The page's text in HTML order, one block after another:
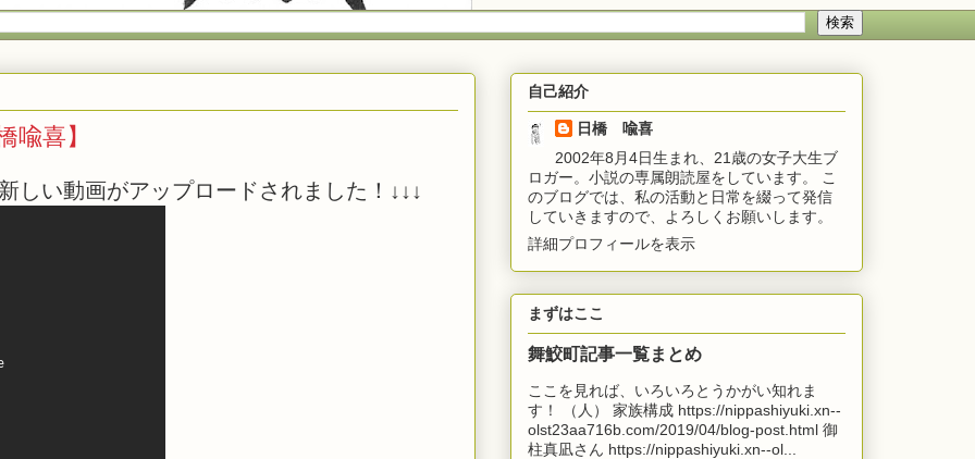
喜】
しい動画がアップロードされました！↓↓↓
自己紹介
日橋 喩喜
2002年8月4日生まれ、21歳の女子大生ブ
ロガー。小説の専属朗読屋をしています。 こ
のブログでは、私の活動と日常を綴って発信
していきますので、よろしくお願いします。
詳細プロフィールを表示
まずはここ
舞鮫町記事一覧まとめ
ここを見れば、いろいろとうかがい知れま
す！ （人） 家族構成 https://nippashiyuki.xn--
olst23aa716b.com/2019/04/blog-post.html 御
柱真凪さん https://nippashiyuki.xn--ol...